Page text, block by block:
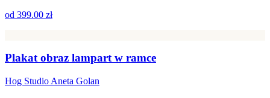
od 399.00 zł
Plakat obraz lampart w ramce
Hog Studio Aneta Golan